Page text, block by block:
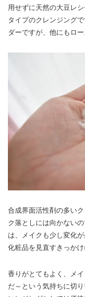
用せずに天然の大豆レ
タイプのクレンジング
ダーですが、他にもロー
合成界面活性剤の多い
ク落としには向かない
は、メイクも少し変化
化粧品を見直すきっか
香りがとてもよく、メ
だ～という気持ちに切